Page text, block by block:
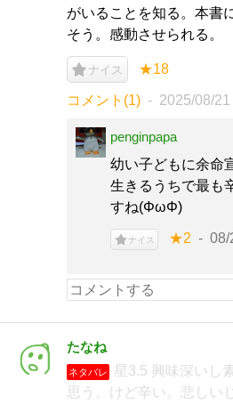
がいることを知る。本書
そう。感動させられる。
ナイス ★18
コメント(1) 2025/08/21
penginpapa
幼い子どもに余命
生きるうちで最も
すね(ΦωΦ)
ナイス ★2 08/
たなね
ネタバレ
星3.5 興味深いし
思う。けど辛い。悲しい